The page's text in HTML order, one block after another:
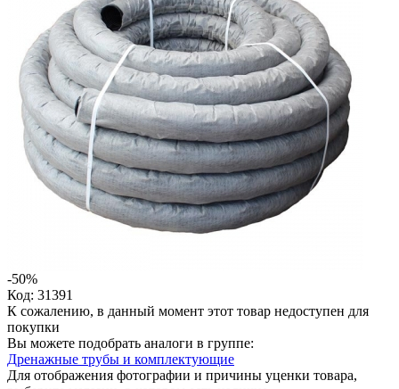
-50%
Код: 31391
К сожалению, в данный момент этот товар недоступен для
покупки
Вы можете подобрать аналоги в группе:
Дренажные трубы и комплектующие
Для отображения фотографии и причины уценки товара,